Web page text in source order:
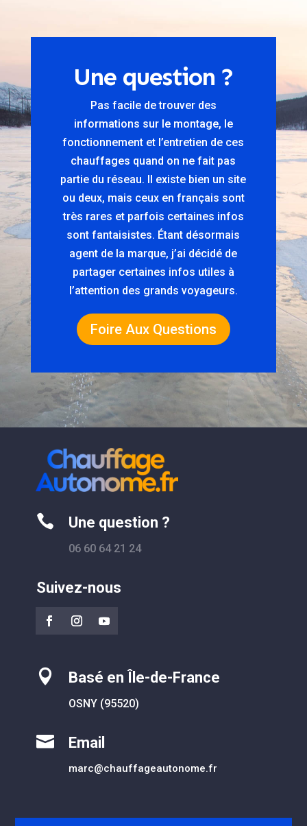
Une question ?
Pas facile de trouver des
informations sur le montage, le
fonctionnement et l’entretien de ces
chauffages quand on ne fait pas
partie du réseau. Il existe bien un site
ou deux, mais ceux en français sont
très rares et parfois certaines infos
sont fantaisistes. Étant désormais
agent de la marque, j’ai décidé de
partager certaines infos utiles à
l’attention des grands voyageurs.
Foire Aux Questions
 Une question ?
06 60 64 21 24
Suivez-nous
 Basé en Île-de-France
OSNY (95520)
 Email
marc@chauffageautonome.fr